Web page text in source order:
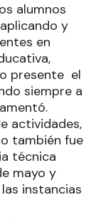
alumnos
y
en
presente el
siempre a
actividades,
también fue
técnica
mayo y
instancias